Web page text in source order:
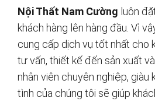
Nội Thất Nam Cường luôn
khách hàng lên hàng đầu. Vì
cung cấp dịch vụ tốt nhất cho
tư vấn, thiết kế đến sản xuất
nhân viên chuyên nghiệp, giàu
tình của chúng tôi sẽ giúp